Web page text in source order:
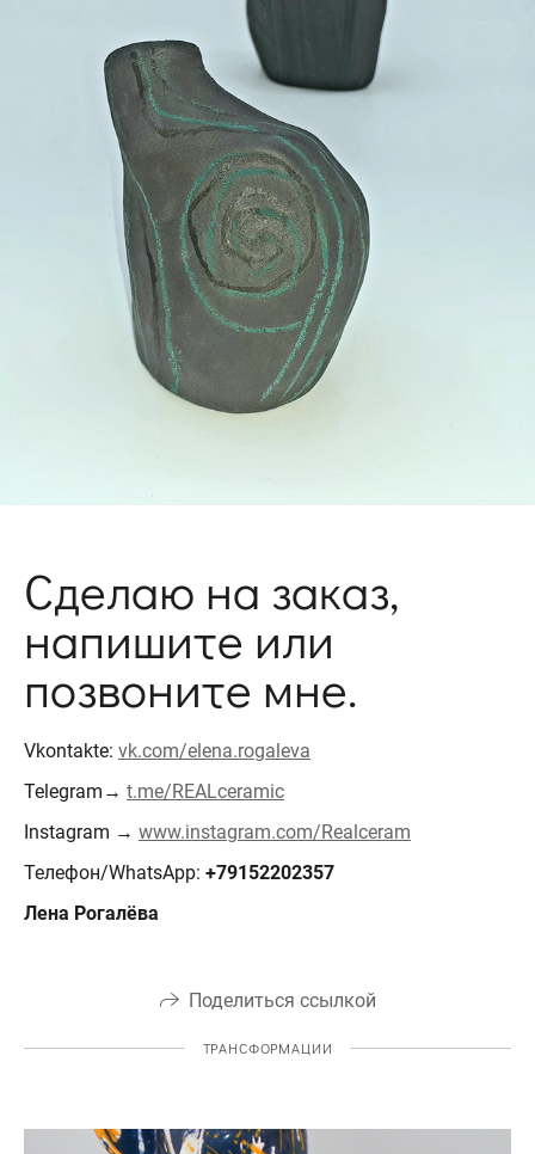
Сделаю на заказ,
напишите или
позвоните мне.
Vkontakte: vk.com/elena.rogaleva
Telegram→ t.me/REALceramic
Instagram → www.instagram.com/Realceram
Телефон/WhatsApp: +79152202357
Лена Рогалёва
Поделиться ссылкой
ТРАНСФОРМАЦИИ